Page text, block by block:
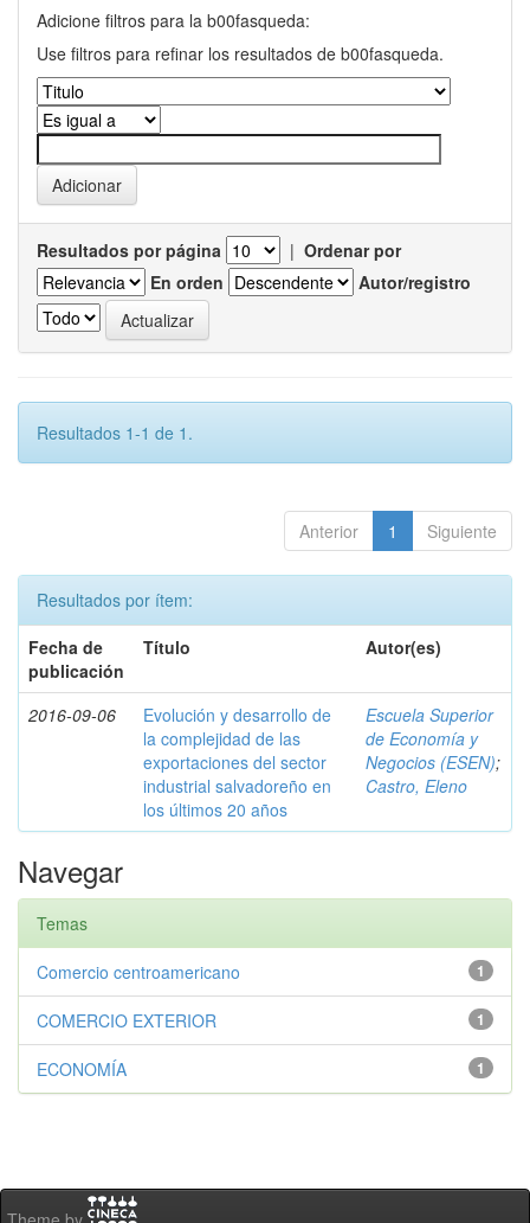
Adicione filtros para la b00fasqueda:
Use filtros para refinar los resultados de b00fasqueda.
Resultados por página | Ordenar por
En orden
Autor/registro
Resultados 1-1 de 1.
Anterior 1 Siguiente
Resultados por ítem:
Fecha de
publicación
Título Autor(es)
2016-09-06
Evolución y desarrollo de
la complejidad de las
exportaciones del sector
industrial salvadoreño en
los últimos 20 años
Escuela Superior
de Economía y
Negocios (ESEN);
Castro, Eleno
Navegar
Temas
1
Comercio centroamericano
1
COMERCIO EXTERIOR
1
ECONOMÍA